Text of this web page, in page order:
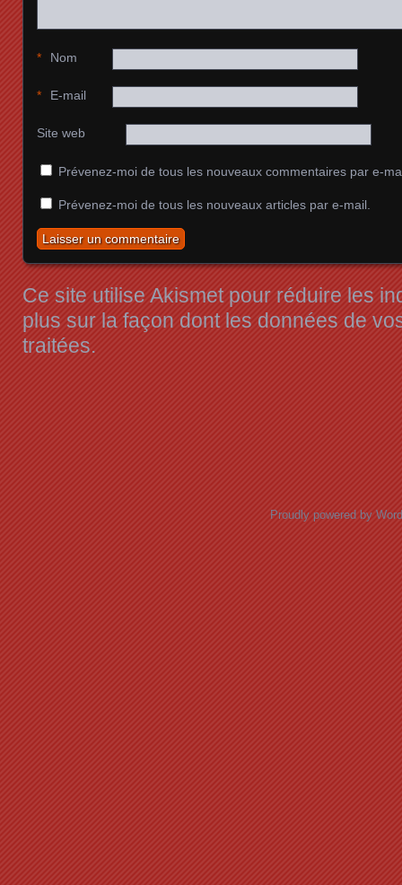
Nom
*
E-mail
*
Site web
Prévenez-moi de tous les nouveaux commentaires par e-
Prévenez-moi de tous les nouveaux articles par e-mail.
Ce site utilise Akismet pour réduire les
plus sur la façon dont les données de
traitées.
Proudly powered by